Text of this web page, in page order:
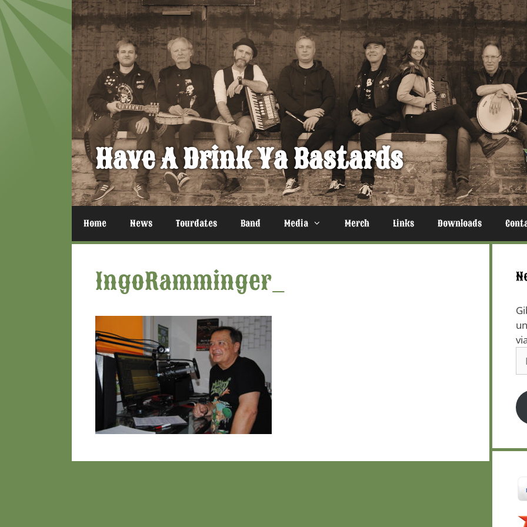
Zum
Inhalt
springen
Have A Drink Ya Bastards
Home News Tourdates Band Media Merch Links Downloads
IngoRamminger_